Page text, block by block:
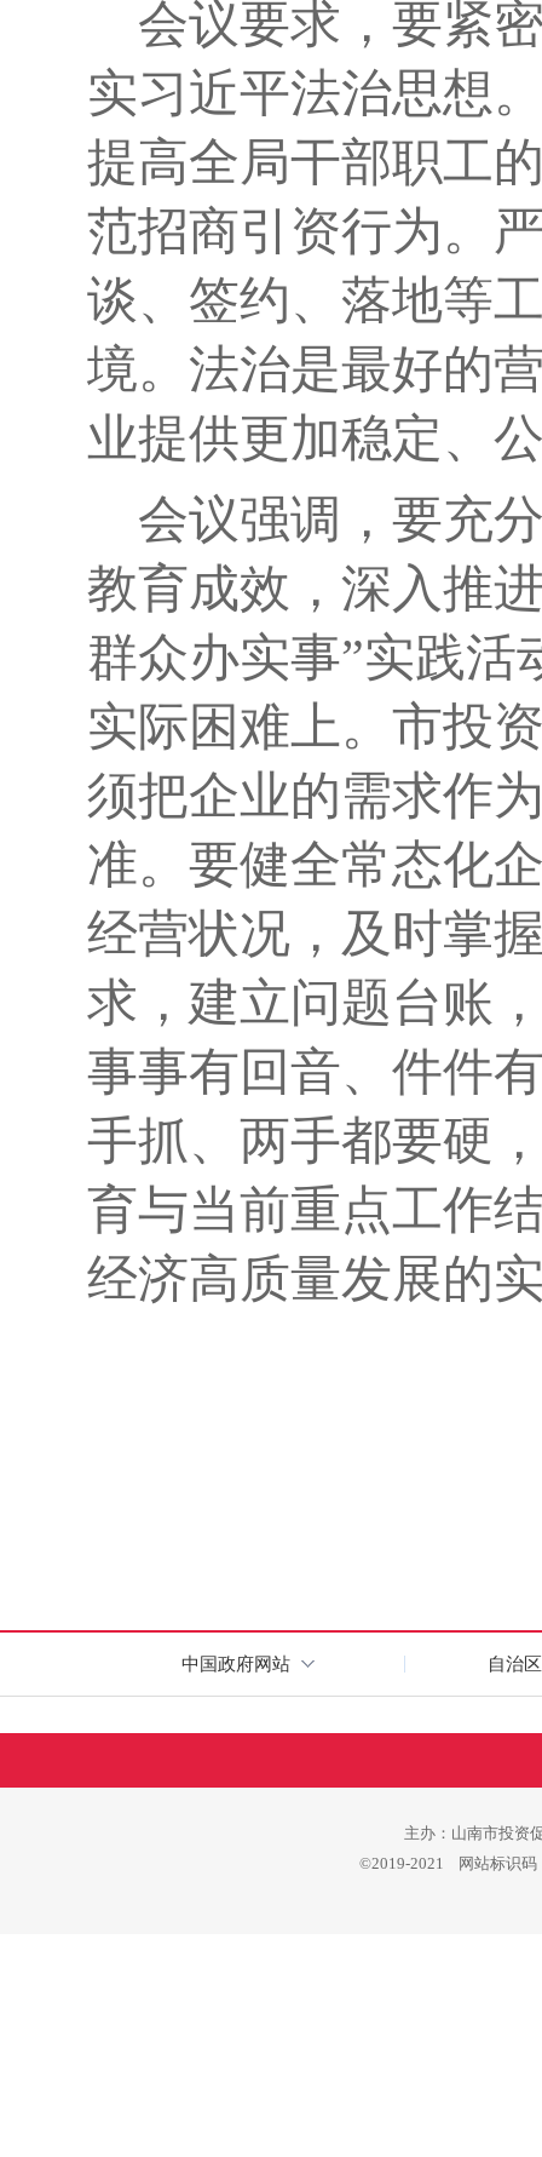
会议要求，要紧
实习近平法治思想
提高全局干部职工
范招商引资行为。
谈、签约、落地等
境。法治是最好的
业提供更加稳定、
会议强调，要充
教育成效，深入推
群众办实事”实践活
实际困难上。市投
须把企业的需求作
准。要健全常态化
经营状况，及时掌
求，建立问题台账
事事有回音、件件
手抓、两手都要硬
育与当前重点工作
经济高质量发展的
中国政府网站 自治
主办：山南市投资
©2019-2021 网站标识